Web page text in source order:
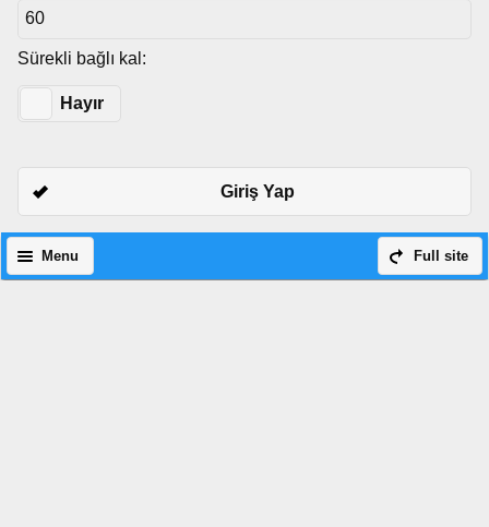
Sürekli bağlı kal:
Hayır
Giriş Yap
Full site
Menu